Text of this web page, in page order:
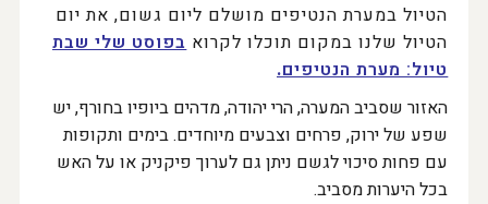
הטיול במערת הנטיפים מושלם ליום גשום, את יום
הטיול שלנו במקום תוכלו לקרוא בפוסט שלי שבת
טיול: מערת הנטיפים.
האזור שסביב המערה, הרי יהודה, מדהים ביופיו בחורף, יש
שפע של ירוק, פרחים וצבעים מיוחדים. בימים ותקופות
עם פחות סיכוי לגשם ניתן גם לערוך פיקניק או על האש
בכל היערות מסביב.